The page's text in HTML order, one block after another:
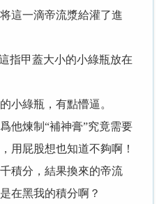
這一滴帝流漿給灌了進
甲蓋大小的小綠瓶放在
綠瓶，有點懵逼。
煉制“補神膏”究竟需要
用屁股想也知道不夠啊！
分，結果換來的帝流
在黑我的積分啊？